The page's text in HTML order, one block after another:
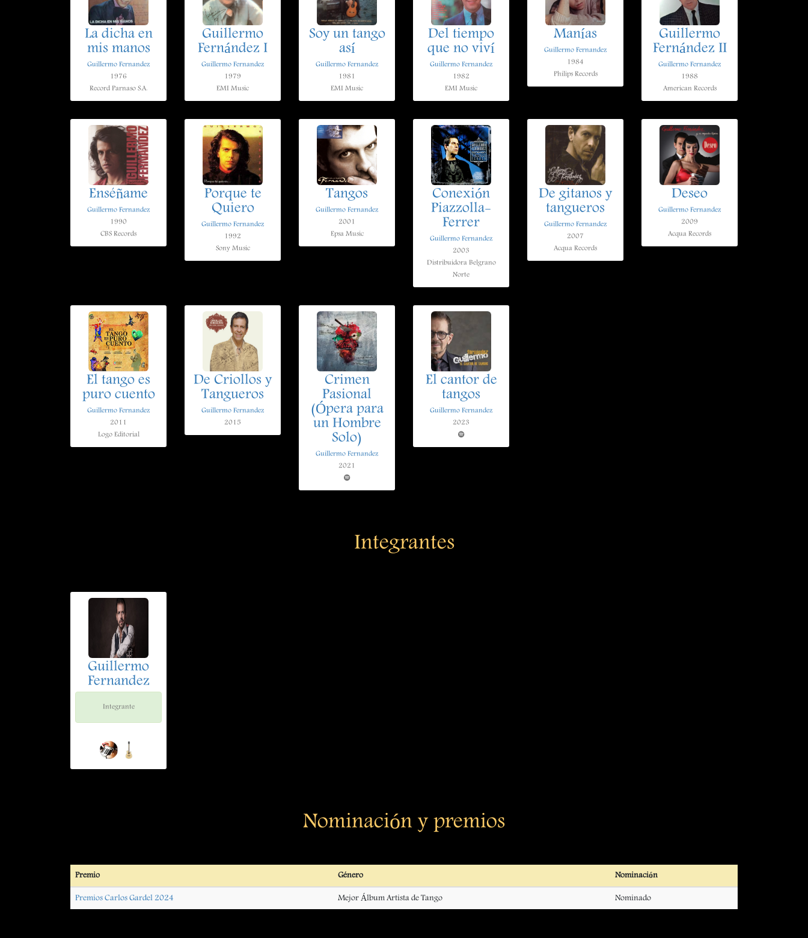
La dicha en
mis manos
Guillermo Fernandez
1976
Record Parnaso S.A.
Guillermo
Fernández I
Guillermo Fernandez
1979
EMI Music
Soy un tango
así
Guillermo Fernandez
1981
EMI Music
Del tiempo
que no viví
Guillermo Fernandez
1982
EMI Music
Manías
Guillermo Fernandez
1984
Philips Records
Guillermo
Fernández II
Guillermo Fernandez
1988
American Records
Enséñame
Guillermo Fernandez
1990
CBS Records
Porque te
Quiero
Guillermo Fernandez
1992
Sony Music
Tangos
Guillermo Fernandez
2001
Epsa Music
Conexión
Piazzolla-
Ferrer
Guillermo Fernandez
2003
Distribuidora Belgrano
Norte
De gitanos y
tangueros
Guillermo Fernandez
2007
Acqua Records
Deseo
Guillermo Fernandez
2009
Acqua Records
El tango es
puro cuento
Guillermo Fernandez
2011
Logo Editorial
De Criollos y
Tangueros
Guillermo Fernandez
2015
Crimen
Pasional
(Ópera para
un Hombre
Solo)
Guillermo Fernandez
2021
El cantor de
tangos
Guillermo Fernandez
2023
Integrantes
Guillermo
Fernandez
Integrante
Nominación y premios
Premio Género Nominación
Premios Carlos Gardel 2024 Mejor Álbum Artista de Tango Nominado